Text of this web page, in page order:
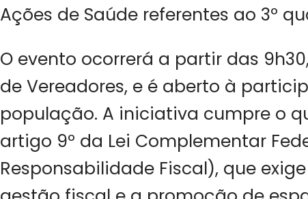
Ações de Saúde referentes ao 3º
O evento ocorrerá a partir das
de Vereadores, e é aberto à
população. A iniciativa cumpre o
artigo 9º da Lei Complementar
Responsabilidade Fiscal), que